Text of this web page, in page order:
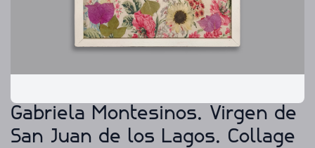
Gabriela Montesinos. Virgen de
San Juan de los Lagos. Collage